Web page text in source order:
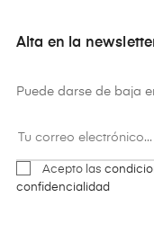
Alta en la
Puede darse de baja
Acepto las
confidencialidad